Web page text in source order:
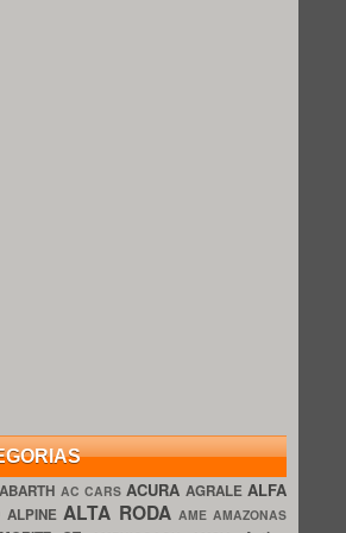
ABARTH AC CARS ACURA AGRALE ALFA
ALPINEALTA RODA AME AMAZONAS